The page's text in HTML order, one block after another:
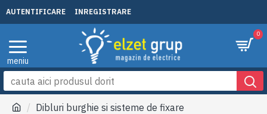
AUTENTIFICARE INREGISTRARE
0
Dibluri burghie si sisteme de fixare